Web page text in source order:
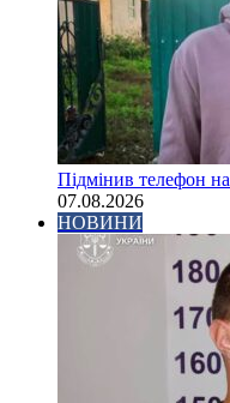
Підмінив телефон
07.08.2026
НОВИНИ